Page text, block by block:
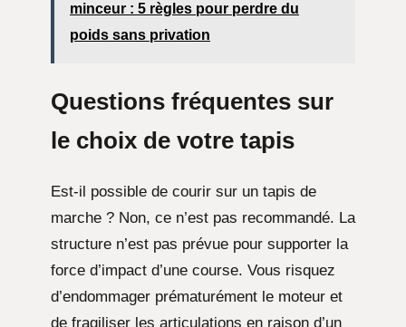
minceur : 5 règles pour perdre du
poids sans privation
Questions fréquentes sur
le choix de votre tapis
Est-il possible de courir sur un tapis de
marche ? Non, ce n’est pas recommandé. La
structure n’est pas prévue pour supporter la
force d’impact d’une course. Vous risquez
d’endommager prématurément le moteur et
de fragiliser les articulations en raison d’un